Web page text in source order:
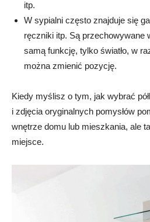
itp.
W sypialni często znajduje się
ręczniki itp. Są przechowywane
samą funkcję, tylko światło, w
można zmienić pozycję.
Kiedy myślisz o tym, jak wybrać
i zdjęcia oryginalnych pomysłów
wnętrze domu lub mieszkania, ale
miejsce.